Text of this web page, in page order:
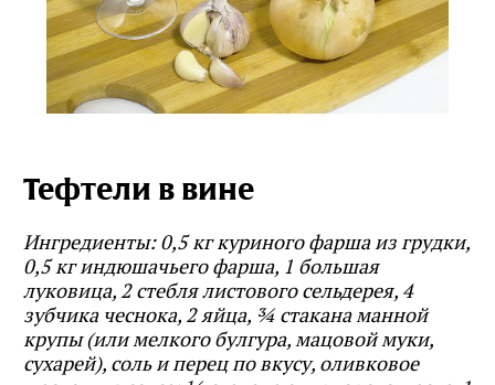
Тефтели в вине
Ингредиенты: 0,5 кг куриного фарша из грудки,
0,5 кг индюшачьего фарша, 1 большая
луковица, 2 стебля листового сельдерея, 4
зубчика чеснока, 2 яйца, ¾ стакана манной
крупы (или мелкого булгура, мацовой муки,
сухарей), соль и перец по вкусу, оливковое